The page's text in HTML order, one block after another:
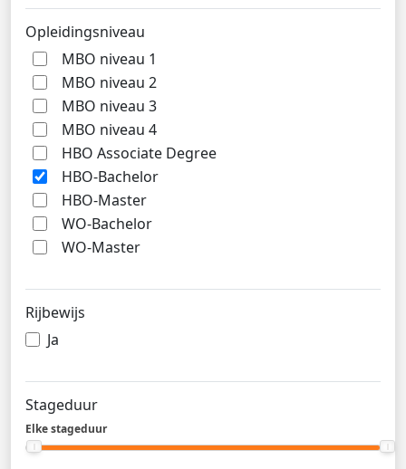
Opleidingsniveau
MBO niveau 1
MBO niveau 2
MBO niveau 3
MBO niveau 4
HBO Associate Degree
HBO-Bachelor
HBO-Master
WO-Bachelor
WO-Master
Rijbewijs
Ja
Stageduur
Elke stageduur